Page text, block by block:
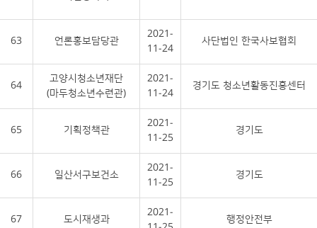
63 언론홍보담당관
2021-
11-24
사단법인 한국사보협회
64
고양시청소년재단
(마두청소년수련관)
2021-
11-24
경기도 청소년활동진흥센터
65 기획정책관
2021-
11-25
경기도
66 일산서구보건소
2021-
11-25
경기도
67 도시재생과
2021-
행정안전부